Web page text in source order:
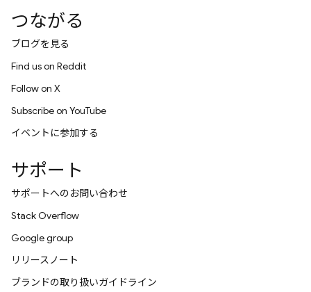
つながる
ブログを見る
Find us on Reddit
Follow on X
Subscribe on YouTube
イベントに参加する
サポート
サポートへのお問い合わせ
Stack Overflow
Google group
リリースノート
ブランドの取り扱いガイドライン